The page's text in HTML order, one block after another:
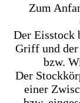
Zum
Der Eisstock
Griff und der
bzw.
Der
einer